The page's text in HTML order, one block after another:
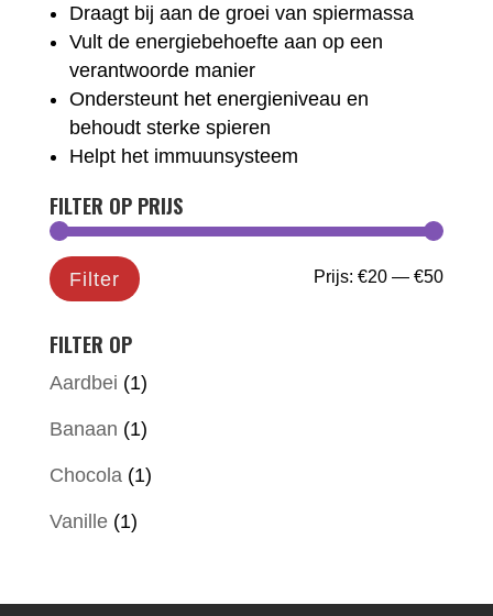
Draagt bij aan de groei van spiermassa
Vult de energiebehoefte aan op een
verantwoorde manier
Ondersteunt het energieniveau en
behoudt sterke spieren
Helpt het immuunsysteem
FILTER OP PRIJS
Min.
Max.
Filter Prijs:€20 —€50
FILTER OP
Aardbei (1)
Banaan (1)
Chocola (1)
Vanille (1)